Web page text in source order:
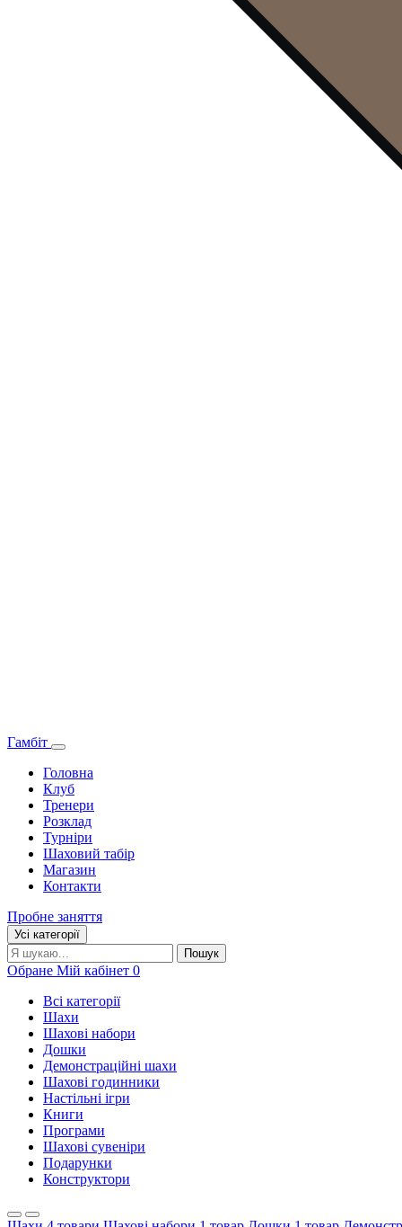
Гамбіт
Головна
Клуб
Тренери
Розклад
Турніри
Шаховий табір
Магазин
Контакти
Пробне заняття
Усі категорії
Пошук: Пошук
Обране Мій кабінет 0
Всі категорії
Шахи
Шахові набори
Дошки
Демонстраційні шахи
Шахові годинники
Настільні ігри
Книги
Програми
Шахові сувеніри
Подарунки
Конструктори